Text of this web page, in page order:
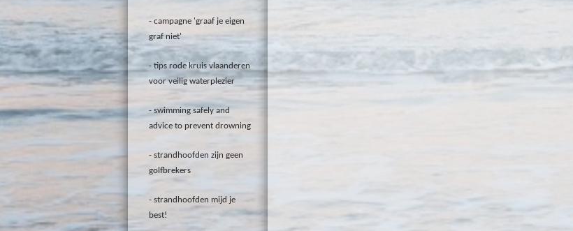
campagne 'graaf je eigen
graf niet'
tips rode kruis vlaanderen
voor veilig waterplezier
swimming safely and
advice to prevent drowning
strandhoofden zijn geen
golfbrekers
strandhoofden mijd je
best!